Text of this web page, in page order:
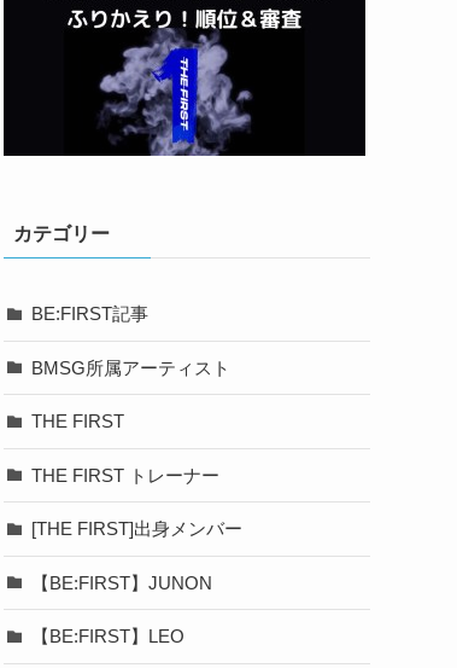
カテゴリー
BE:FIRST記事
BMSG所属アーティスト
THE FIRST
THE FIRST トレーナー
[THE FIRST]出身メンバー
【BE:FIRST】JUNON
【BE:FIRST】LEO